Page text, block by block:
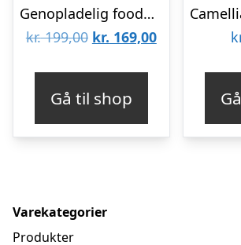
Genopladelig foodprocessor
kr.199,00 Den
kr. 199,00.
kr. 169,00Den
kr. 169,00.
Gå til shop
Varekategorier
Produkter